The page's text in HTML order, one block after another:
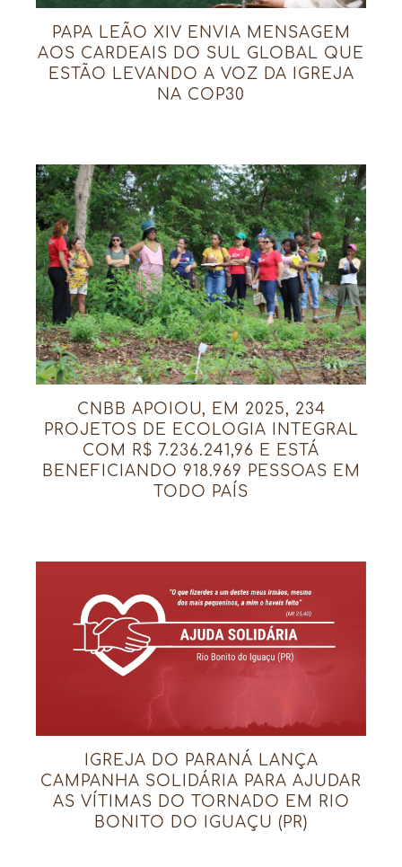
PAPA LEÃO XIV ENVIA MENSAGEM
AOS CARDEAIS DO SUL GLOBAL QUE
ESTÃO LEVANDO A VOZ DA IGREJA
NA COP30
CNBB APOIOU, EM 2025, 234
PROJETOS DE ECOLOGIA INTEGRAL
COM R$ 7.236.241,96 E ESTÁ
BENEFICIANDO 918.969 PESSOAS EM
TODO PAÍS
IGREJA DO PARANÁ LANÇA
CAMPANHA SOLIDÁRIA PARA AJUDAR
AS VÍTIMAS DO TORNADO EM RIO
BONITO DO IGUAÇU (PR)